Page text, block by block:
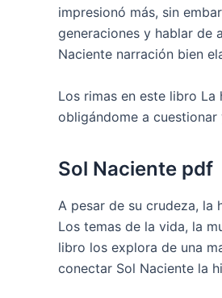
impresionó más, sin
generaciones y hablar de
Naciente narración bien
Los rimas en este libro
obligándome a cuestionar
Sol Naciente pdf
A pesar de su crudeza, la
Los temas de la vida, la
libro los explora de una
conectar Sol Naciente la